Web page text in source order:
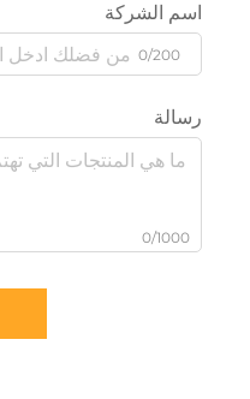
اسم الشركة
0/200
رسالة
0/1000